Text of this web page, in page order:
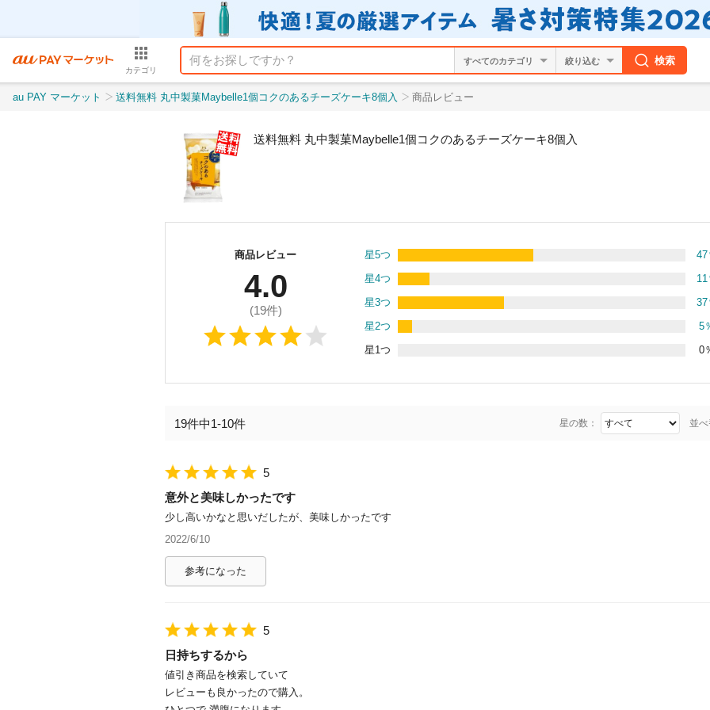
カテゴリ
絞り込む 検索
au PAY マーケット 送料無料 丸中製菓Maybelle1個コクのあるチーズケーキ8個入 商品レビュー
送料無料 丸中製菓Maybelle1個コクのあるチーズケーキ8個入
商品レビュー
4.0
(19件)
星5つ 47
星4つ
11
星3つ
37
星2つ
5
星1つ
0
19件中1-10件 星の数： 並
5
意外と美味しかったです
少し高いかなと思いだしたが、美味しかったです
2022/6/10
参考になった
5
日持ちするから
値引き商品を検索していて
レビューも良かったので購入。